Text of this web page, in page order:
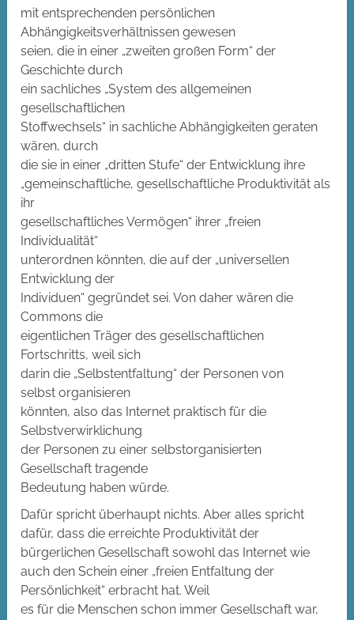
mit entsprechenden persönlichen
Abhängigkeitsverhältnissen gewesen
seien, die in einer „zweiten großen Form“ der
Geschichte durch
ein sachliches „System des allgemeinen
gesellschaftlichen
Stoffwechsels“ in sachliche Abhängigkeiten geraten
wären, durch
die sie in einer „dritten Stufe“ der Entwicklung ihre
„gemeinschaftliche, gesellschaftliche Produktivität als
ihr
gesellschaftliches Vermögen“ ihrer „freien
Individualität“
unterordnen könnten, die auf der „universellen
Entwicklung der
Individuen“ gegründet sei. Von daher wären die
Commons die
eigentlichen Träger des gesellschaftlichen
Fortschritts, weil sich
darin die „Selbstentfaltung“ der Personen von
selbst organisieren
könnten, also das Internet praktisch für die
Selbstverwirklichung
der Personen zu einer selbstorganisierten
Gesellschaft tragende
Bedeutung haben würde.
Dafür spricht überhaupt nichts. Aber alles spricht
dafür, dass die erreichte Produktivität der
bürgerlichen Gesellschaft sowohl das Internet wie
auch den Schein einer „freien Entfaltung der
Persönlichkeit“ erbracht hat. Weil
es für die Menschen schon immer Gesellschaft war,